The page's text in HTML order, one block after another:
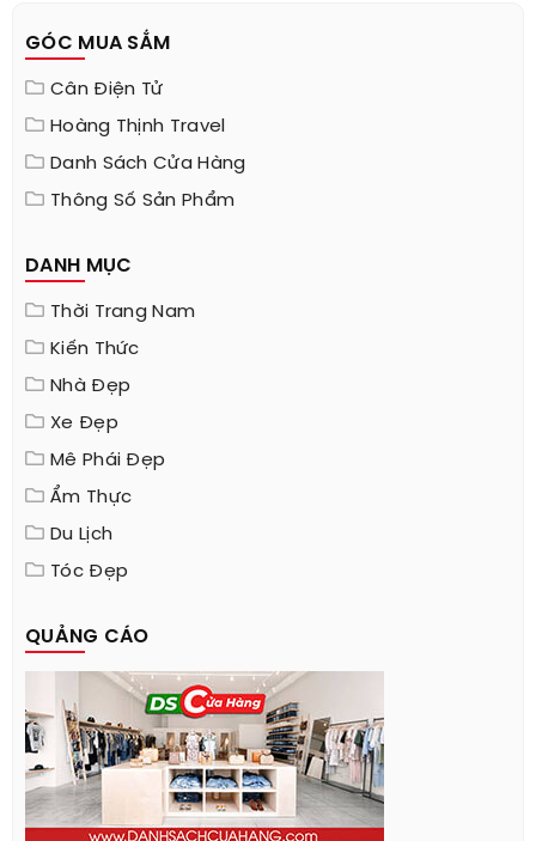
GÓC MUA SẮM
Cân Điện Tử
Hoàng Thịnh Travel
Danh Sách Cửa Hàng
Thông Số Sản Phẩm
DANH MỤC
Thời Trang Nam
Kiến Thức
Nhà Đẹp
Xe Đẹp
Mê Phái Đẹp
Ẩm Thực
Du Lịch
Tóc Đẹp
QUẢNG CÁO